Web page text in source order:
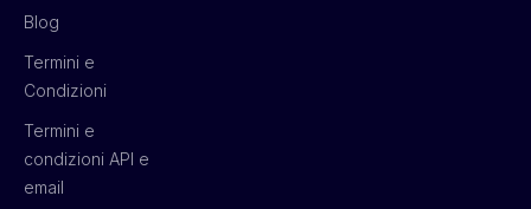
Blog
Termini e
Condizioni
Termini e
condizioni API e
email